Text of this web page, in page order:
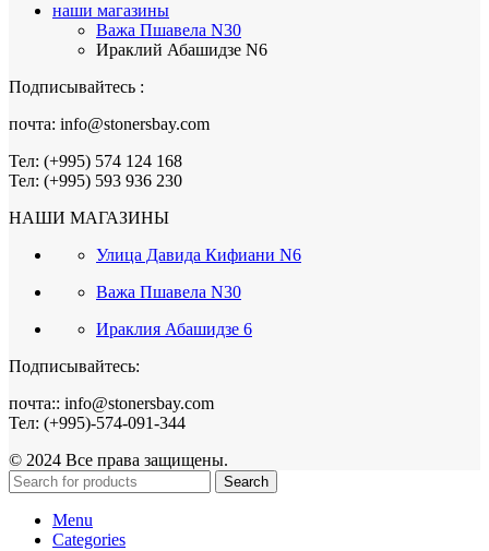
наши магазины
Важа Пшавела N30
Ираклий Абашидзе N6
Подписывайтесь :
почта: info@stonersbay.com
Тел: (+995) 574 124 168
Тел: (+995) 593 936 230
НАШИ МАГАЗИНЫ
Улица Давида Кифиани N6
Важа Пшавела N30
Ираклия Абашидзе 6
Подписывайтесь:
почта:: info@stonersbay.com
Тел: (+995)-574-091-344
© 2024 Все права защищены.
Search
Menu
Categories